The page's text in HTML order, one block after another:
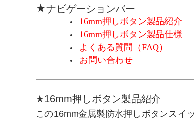
★ナビゲーションバー
16mm押しボタン製品紹介
16mm押しボタン製品仕様
よくある質問（FAQ）
お問い合わせ
★16mm押しボタン製品紹介
この16mm金属製防水押しボタンスイ